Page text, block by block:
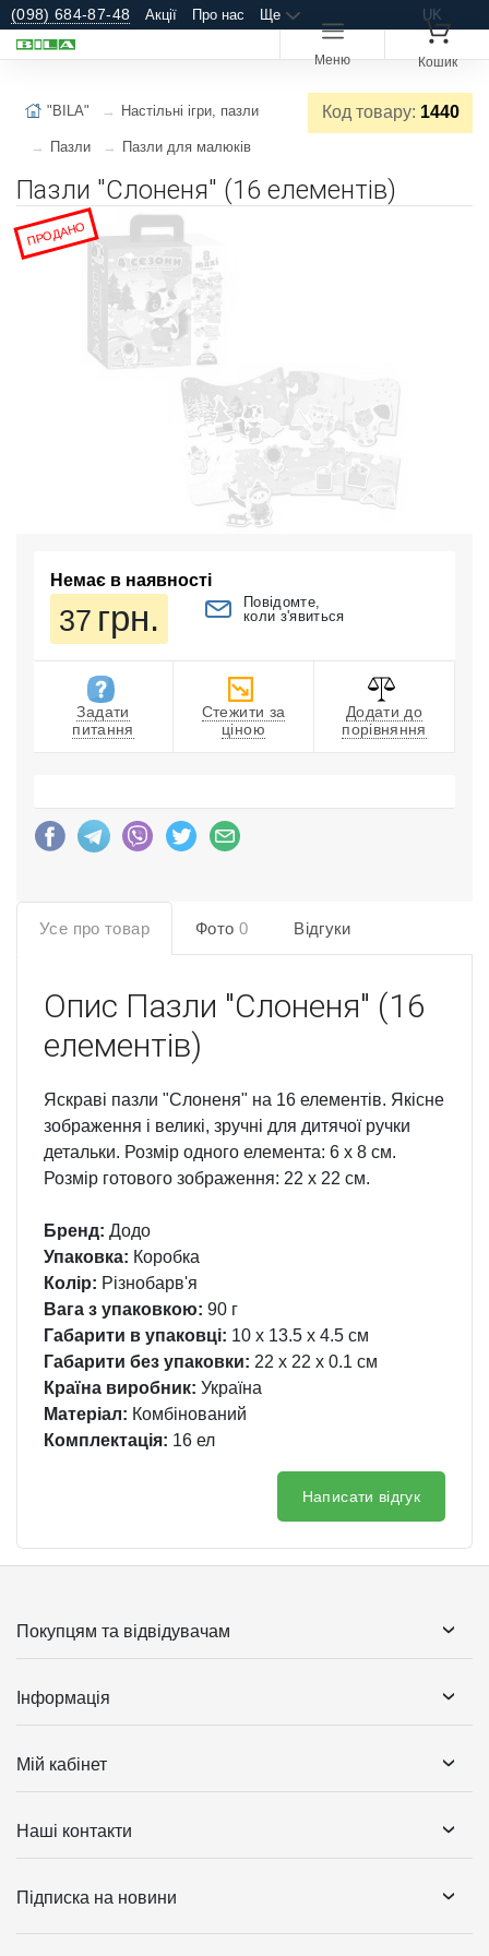
(098) 684-87-48 Акції Про нас Ще UK
Меню Кошик
Код товару: 1440
"BILA" Настільні ігри, пазли
Пазли Пазли для малюків
Пазли "Слоненя" (16 елементів)
ПРОДАНО
Немає в наявності
37 грн.
Повідомте,
коли з'явиться
Задати
питання
Стежити за
ціною
Додати до
порівняння
Усе про товар Фото 0 Відгуки
Опис Пазли "Слоненя" (16
елементів)
Яскраві пазли "Слоненя" на 16 елементів. Якісне
зображення і великі, зручні для дитячої ручки
детальки. Розмір одного елемента: 6 х 8 см.
Розмір готового зображення: 22 х 22 см.
Бренд: Додо
Упаковка: Коробка
Колір: Різнобарв'я
Вага з упаковкою: 90 г
Габарити в упаковці: 10 x 13.5 x 4.5 см
Габарити без упаковки: 22 x 22 x 0.1 см
Країна виробник: Україна
Матеріал: Комбінований
Комплектація: 16 ел
Написати відгук
Покупцям та відвідувачам
Інформація
Мій кабінет
Наші контакти
Підписка на новини